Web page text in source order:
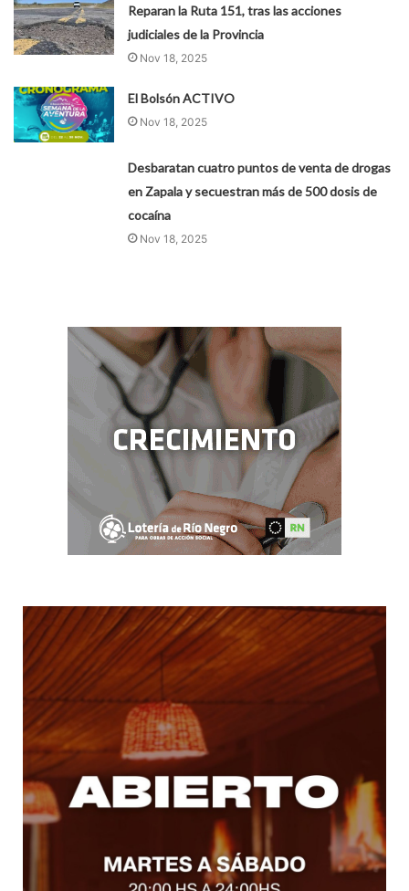
Reparan la Ruta 151, tras las acciones
judiciales de la Provincia
Nov 18, 2025
El Bolsón ACTIVO
Nov 18, 2025
Desbaratan cuatro puntos de venta de drogas
en Zapala y secuestran más de 500 dosis de
cocaína
Nov 18, 2025